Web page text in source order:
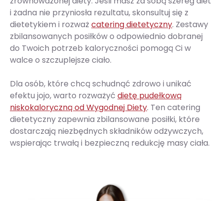
i żadna nie przyniosła rezultatu, skonsultuj się z
dietetykiem i rozważ catering dietetyczny. Zestawy
zbilansowanych posiłków o odpowiednio dobranej
do Twoich potrzeb kaloryczności pomogą Ci w
walce o szczuplejsze ciało.
Dla osób, które chcą schudnąć zdrowo i unikać
efektu jojo, warto rozważyć dietę pudełkową
niskokaloryczną od Wygodnej Diety. Ten catering
dietetyczny zapewnia zbilansowane posiłki, które
dostarczają niezbędnych składników odżywczych,
wspierając trwałą i bezpieczną redukcję masy ciała.